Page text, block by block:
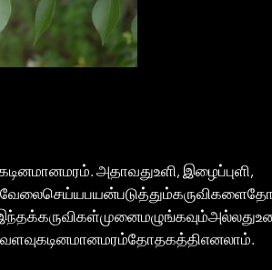
அதாவதுஉளி, இழைப்புளி,